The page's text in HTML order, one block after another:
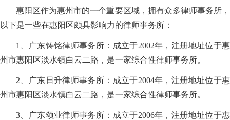
惠阳区作为惠州市的一个重要区域，拥有众多律师事务所，
以下是一些在惠阳区颇具影响力的律师事务所：
1、广东铸铭律师事务所：成立于2002年，注册地址位于惠
州市惠阳区淡水镇白云二路，是一家综合性律师事务所。
2、广东日升律师事务所：成立于2004年，注册地址位于惠
州市惠阳区淡水镇白云二路，是一家综合性律师事务所。
3、广东颂业律师事务所：成立于2006年，注册地址位于惠